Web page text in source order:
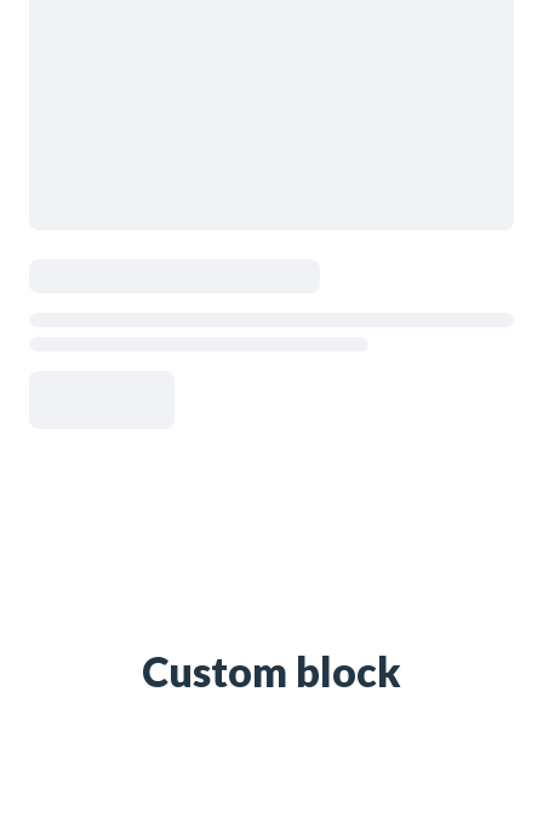
Custom block